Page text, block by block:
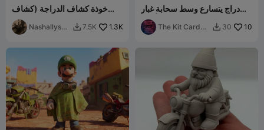
خوذة كشاف الدراجة (كشاف
Nashallysan
 7.5K 1.3K
دراج يتسارع وسط سحابة غبار
The Kit Card
 30 10